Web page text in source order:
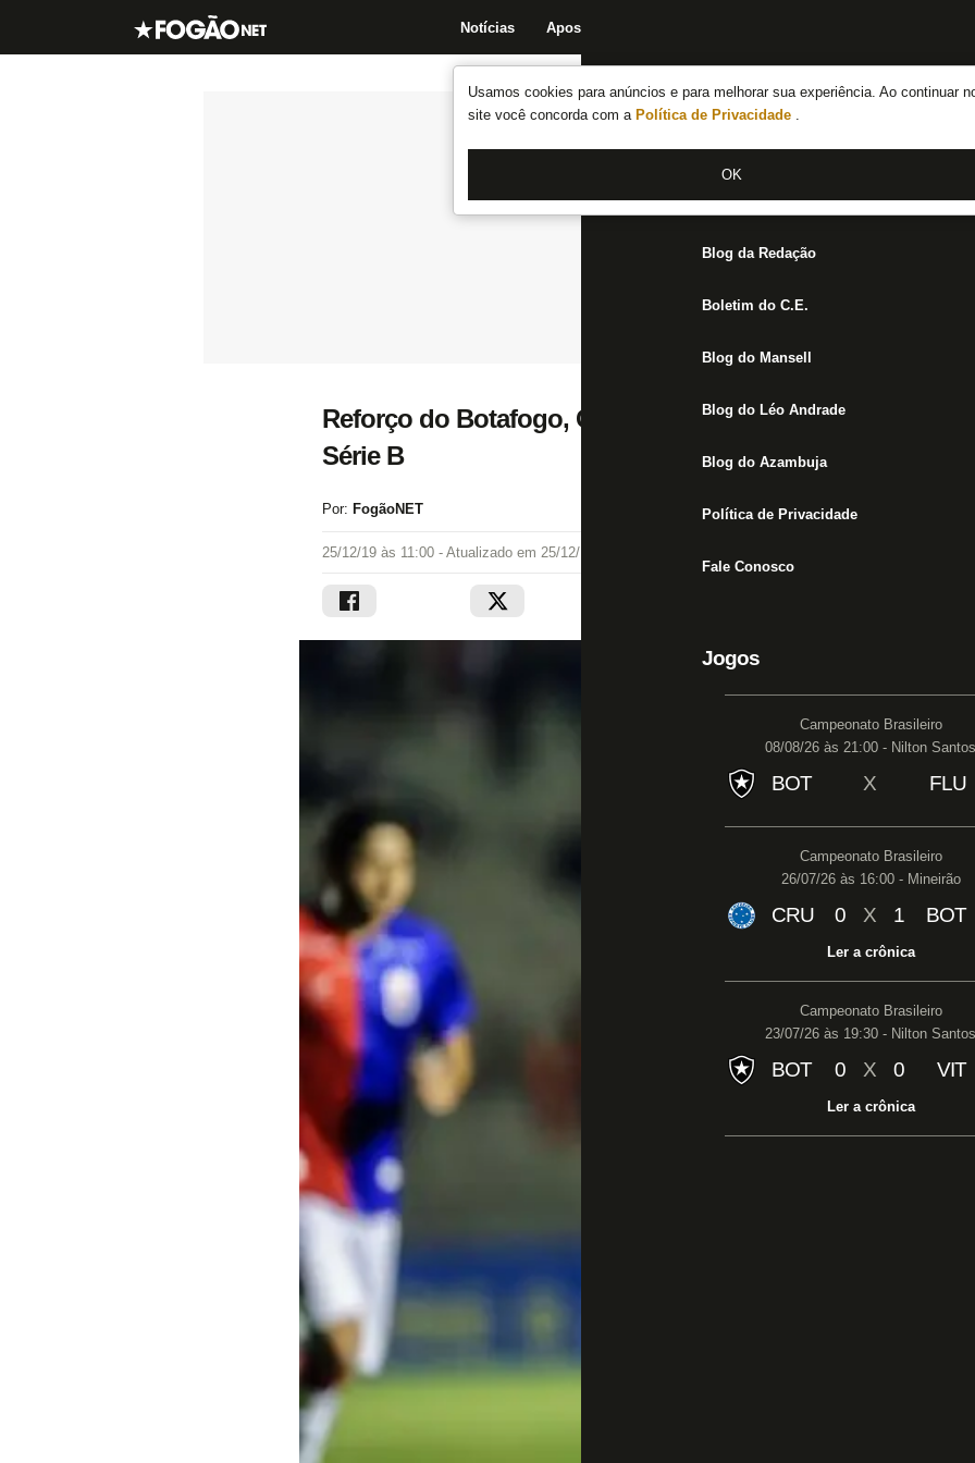
Usamos cookies para anúncios e para melhorar sua experiência. Ao continuar
site você concorda com a Política de Privacidade .
OK
Notícias Apostas
Notícias do Botafogo
Fórum
Jogos
Blog da Redação
Boletim do C.E.
Blog do Mansell
Blog do Léo Andrade
Blog do Azambuja
Política de Privacidade
Fale Conosco
Jogos
Campeonato Brasileiro
08/08/26 às 21:00 - Nilton Santos
BOT X FLU
Campeonato Brasileiro
26/07/26 às 16:00 - Mineirão
CRU 0 X 1 BOT
Ler a crônica
Campeonato Brasileiro
23/07/26 às 19:30 - Nilton Santos
BOT 0 X 0 VIT
Ler a crônica
Reforço do Botafogo, Guilherme Santos se destacou
Série B
Por: FogãoNET
25/12/19 às 11:00 - Atualizado em 25/12/19 às 11:17